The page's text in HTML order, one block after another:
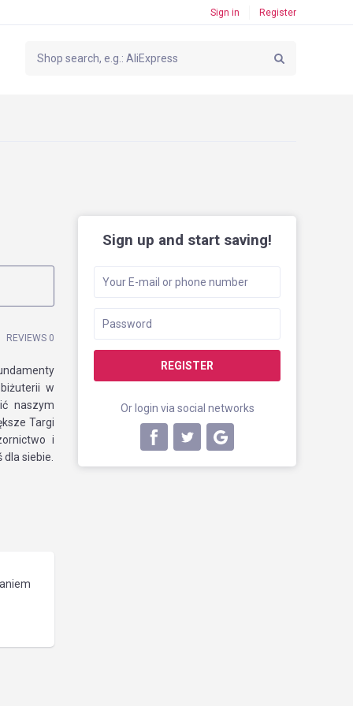
Sign in Register
Sign up and start saving!
REGISTER
Or login via social networks
REVIEWS 0
w
naszym
Targi
i
siebie.